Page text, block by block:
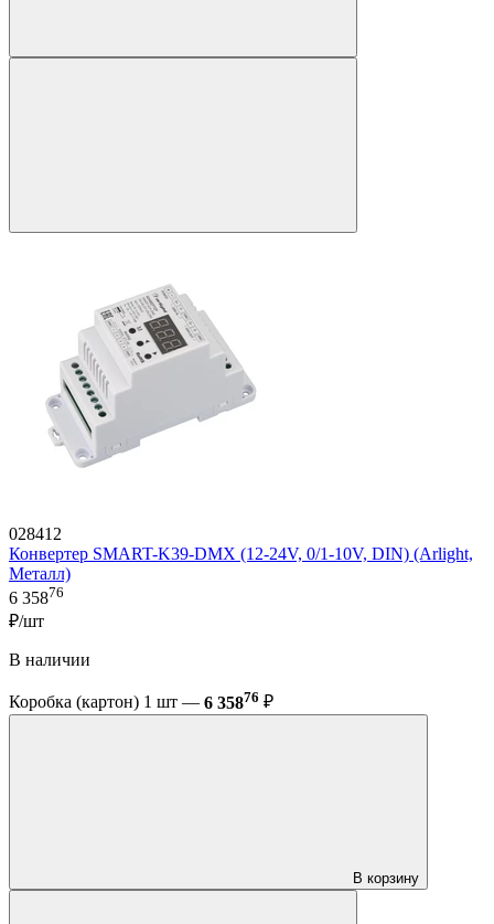
028412
Конвертер SMART-K39-DMX (12-24V, 0/1-10V, DIN) (Arlight,
Металл)
6 35876
₽/шт
В наличии
Коробка (картон) 1 шт — 6 35876 ₽
В корзину